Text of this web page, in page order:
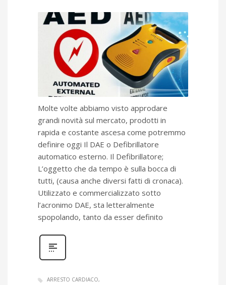
Molte volte abbiamo visto approdare
grandi novità sul mercato, prodotti in
rapida e costante ascesa come potremmo
definire oggi Il DAE o Defibrillatore
automatico esterno. Il Defibrillatore;
L’oggetto che da tempo è sulla bocca di
tutti, (causa anche diversi fatti di cronaca).
Utilizzato e commercializzato sotto
l’acronimo DAE, sta letteralmente
spopolando, tanto da esser definito
ARRESTO CARDIACO